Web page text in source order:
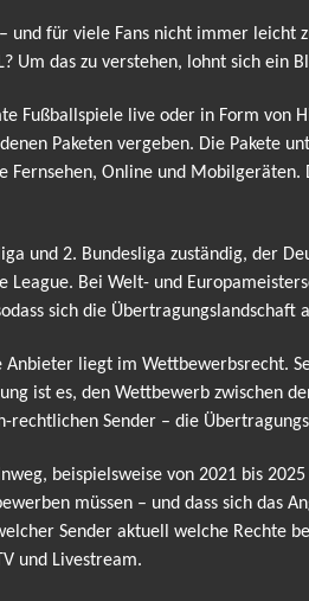
für viele Fans nicht immer leicht
Um das zu verstehen, lohnt sich ein
Fußballspiele live oder in Form
Paketen vergeben. Die Pakete
Online und
und 2. Bundesliga zuständig, der
Bei Welt- und
sich die Übertragungslandschaft
liegt im Wettbewerbsrecht.
ist es, den Wettbewerb zwischen
rechtlichen Sender – die
beispielsweise von 2021 bis
müssen – und dass sich das
Sender aktuell welche Rechte
und Livestream.